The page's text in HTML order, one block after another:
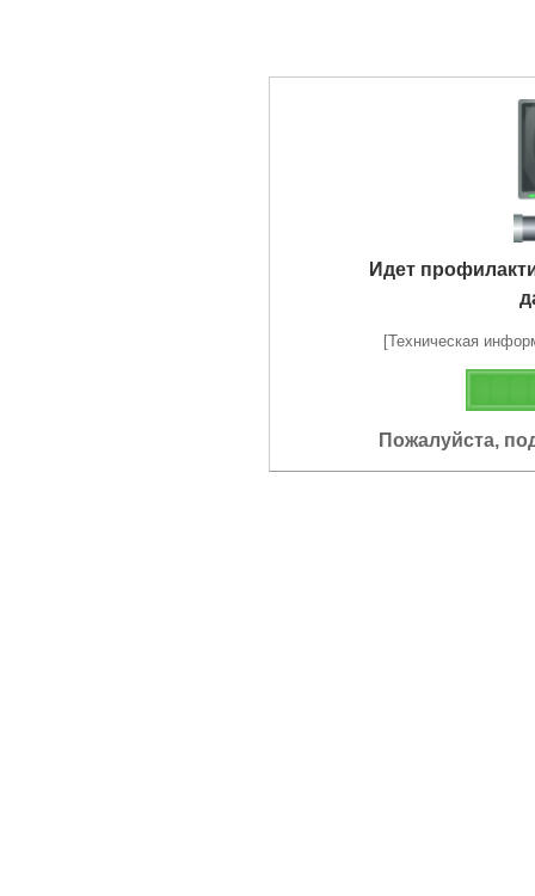
Идет
[Техническая
Пожалуйста,